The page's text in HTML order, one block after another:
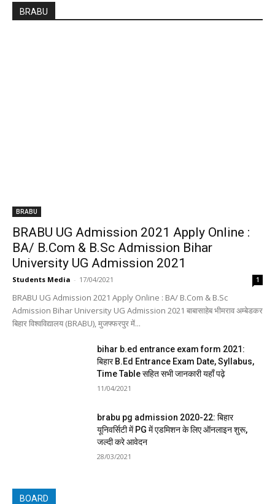
BRABU
BRABU
BRABU UG Admission 2021 Apply Online :
BA/ B.Com & B.Sc Admission Bihar
University UG Admission 2021
Students Media - 17/04/2021 1
BRABU UG Admission 2021 Apply Online : BA/ B.Com & B.Sc
Admission Bihar University UG Admission 2021 बाबासाहेब भीमराव अम्बेडकर
बिहार विश्वविद्यालय (BRABU), मुजफ्फरपुर में...
bihar b.ed entrance exam form 2021:
बिहार B.Ed Entrance Exam Date, Syllabus,
Time Table सहित सभी जानकारी यहाँ पढ़े
11/04/2021
brabu pg admission 2020-22: बिहार
यूनिवर्सिटी में PG में एडमिशन के लिए ऑनलाइन शुरू,
जल्दी करे आवेदन
28/03/2021
BOARD